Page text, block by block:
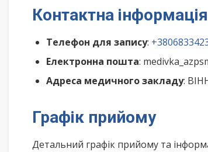
Контактна інформація
Телефон для запису:
Електронна пошта:
Адреса медичного закладу:
Графік прийому
Детальний графік прийому та